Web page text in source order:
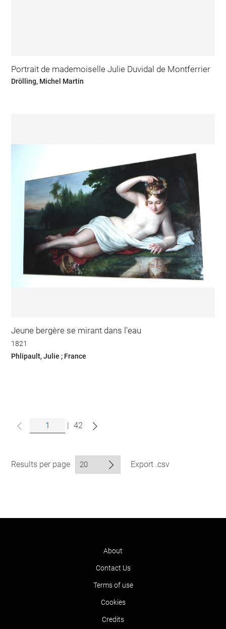
Portrait de mademoiselle Julie Duvidal de Montferrier
Drölling, Michel Martin
Jeune bergère se mirant dans l'eau
1821
Phlipault, Julie ; France
42
Results per page Export .csv
About
Contact Us
Terms of use
Cookies
Credits